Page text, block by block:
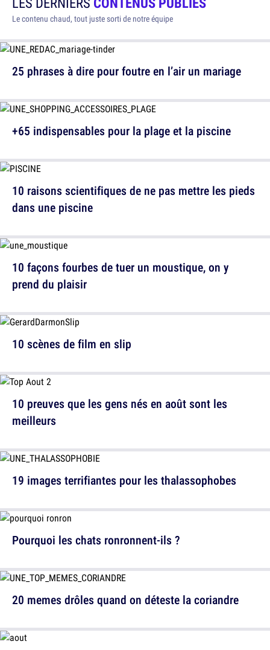
Le contenu chaud, tout juste sorti de notre équipe
25 phrases à dire pour foutre en l’air un mariage
10 raisons scientifiques de ne pas mettre les pieds
dans une piscine
10 scènes de film en slip
19 images terrifiantes pour les thalassophobes
20 memes drôles quand on déteste la coriandre
+65 indispensables pour la plage et la piscine
10 façons fourbes de tuer un moustique, on y
prend du plaisir
10 preuves que les gens nés en août sont les
meilleurs
Pourquoi les chats ronronnent-ils ?